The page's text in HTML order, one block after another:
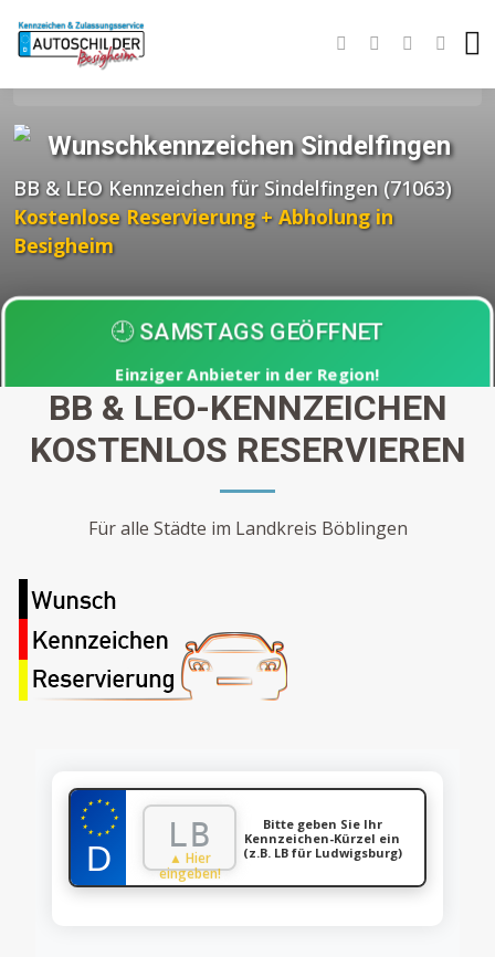
Startseite
Wunschkennzeichen BW
Landkreis Böblingen
Wunschkennzeichen Sindelfingen
BB & LEO Kennzeichen für Sindelfingen (71063)
Kostenlose Reservierung + Abholung in
Besigheim
🕘 SAMSTAGS GEÖFFNET
Einziger Anbieter in der Region!
Abholung nach30 Minuten
BB & LEO-KENNZEICHEN
KOSTENLOS RESERVIEREN
Für alle Städte im Landkreis Böblingen
★ ★
★
★
★
★
★
★
★
★
★
★
▲ Hier
eingeben!
Bitte geben Sie Ihr
Kennzeichen-Kürzel ein
(z.B. LB für Ludwigsburg)